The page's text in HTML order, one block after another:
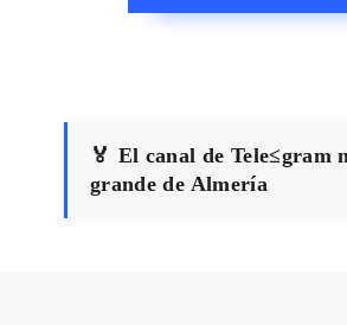
🏅 El canal de Tele≤gram
grande de Almería